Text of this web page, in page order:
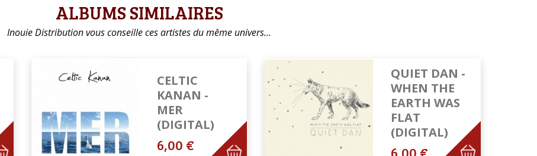
ALBUMS SIMILAIRES
Inouie Distribution vous conseille ces artistes du même univers…
CELTIC
KANAN -
MER
(DIGITAL)
6,00 €
QUIET DAN -
WHEN THE
EARTH WAS
FLAT
(DIGITAL)
6,00 €